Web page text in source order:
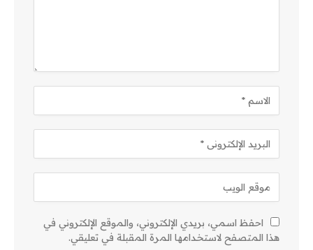
احفظ اسمي، بريدي الإلكتروني، والموقع الإلكتروني في
هذا المتصفح لاستخدامها المرة المقبلة في تعليقي.